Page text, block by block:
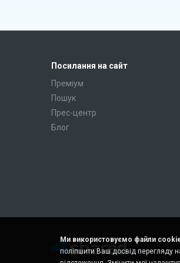
Посилання на сайт
Преміум
Пошук
Прес-центр
Блог
Ми використовуємо файли
поліпшити Ваш досвід перегляду